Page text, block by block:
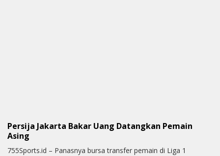
Persija Jakarta Bakar Uang Datangkan Pemain
Asing
755Sports.id – Panasnya bursa transfer pemain di Liga 1